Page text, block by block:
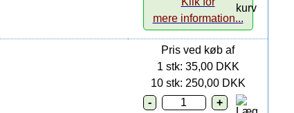
mere information...
Pris ved køb af
1 stk: 35,00 DKK
10 stk: 250,00 DKK